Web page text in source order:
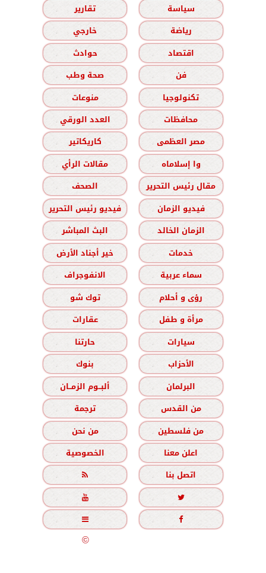
سياسة
تقارير
رياضة
خارجي
اقتصاد
حوادث
فن
صحة وطب
تكنولوجيا
منوعات
محافظات
العدد الورقي
مصر العظمى
كاريكاتير
وا إسلاماه
مقالات الرأي
مقال رئيس التحرير
الصحف
فيديو الزمان
فيديو رئيس التحرير
الزمان الخالد
البث المباشر
خدمات
خير أجناد الأرض
سماء عربية
الانفوجراف
رؤى و أحلام
توك شو
مرأة و طفل
عقارات
سيارات
حارتنا
الأحزاب
بنوك
البرلمان
ألبــوم الزمــان
من القدس
ترجمة
من فلسطين
من نحن
اعلن معنا
الخصوصية
اتصل بنا





جميع الحقوق محفوظة©